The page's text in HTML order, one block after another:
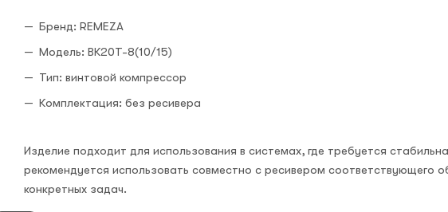
Бренд: REMEZA
Модель: ВК20Т-8(10/15)
Тип: винтовой компрессор
Комплектация: без ресивера
Изделие подходит для использования в системах, где требуется
рекомендуется использовать совместно с ресивером соответствующего
конкретных задач.